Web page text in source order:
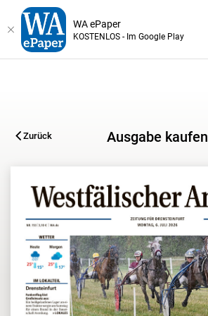
Zurück Ausgabe kaufen
WA ePaper
KOSTENLOS - Im Google Play